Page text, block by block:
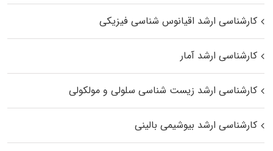
کارشناسی ارشد اقیانوس‌ شناسی فیزیکی
کارشناسی ارشد آمار
کارشناسی ارشد زیست شناسی سلولی و مولکولی
کارشناسی ارشد بیوشیمی بالینی